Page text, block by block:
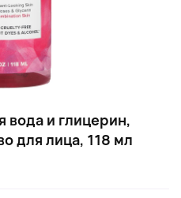
вода и глицерин,
для лица, 118 мл